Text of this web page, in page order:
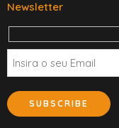
Newsletter